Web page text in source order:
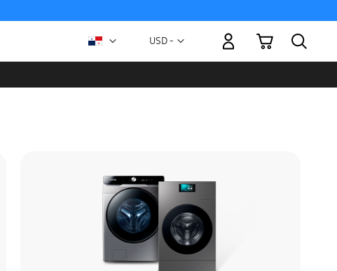
Moneda
USD -
Mi carrito